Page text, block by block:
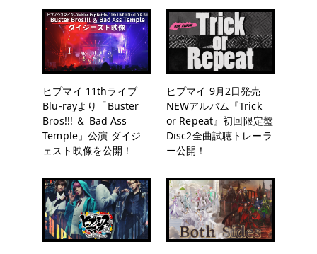
ヒプマイ 11thライブ
Blu-rayより「Buster
Bros!!! ＆ Bad Ass
Temple」公演 ダイジ
ェスト映像を公開！
ヒプマイ 9月2日発売
NEWアルバム『Trick
or Repeat』初回限定盤
Disc2全曲試聴トレーラ
ー公開！